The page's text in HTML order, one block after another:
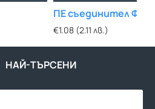
ПЕ съединител Ф25
€1.08 (2.11 лв.)
НАЙ-ТЪРСЕНИ